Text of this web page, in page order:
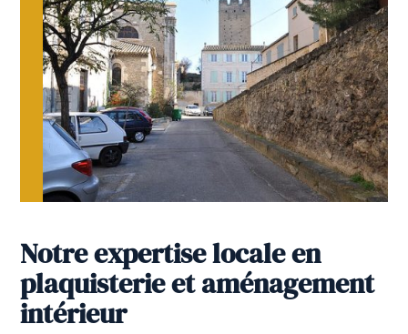
Notre expertise locale en
plaquisterie et aménagement
intérieur